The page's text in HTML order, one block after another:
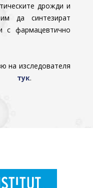
дрожди и
да синтезират
с фармацевтично
на изследователя
тук.